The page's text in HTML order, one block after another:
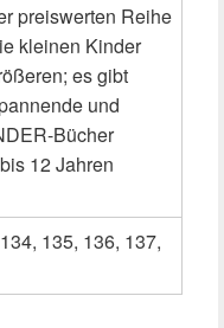
preiswerten Reihe
kleinen Kinder
es gibt
und
Bücher
12 Jahren
135, 136, 137,